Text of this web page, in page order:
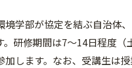
学部が協定を結ぶ自治体
研修期間は7～14日程度（
します。なお、受講生は